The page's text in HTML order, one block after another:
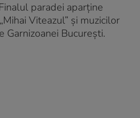
Finalul paradei aparţine
Viteazul” şi muzicilor
Garnizoanei Bucureşti.